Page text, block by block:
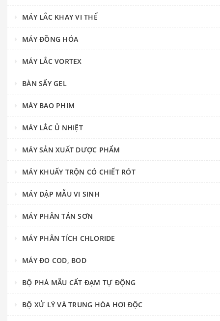
MÁY LẮC KHAY VI THỂ
MÁY ĐỒNG HÓA
MÁY LẮC VORTEX
BÀN SẤY GEL
MÁY BAO PHIM
MÁY LẮC Ủ NHIỆT
MÁY SẢN XUẤT DƯỢC PHẨM
MÁY KHUẤY TRỘN CÓ CHIẾT RÓT
MÁY DẬP MẪU VI SINH
MÁY PHÂN TÁN SƠN
MÁY PHÂN TÍCH CHLORIDE
MÁY ĐO COD, BOD
BỘ PHÁ MẪU CẤT ĐẠM TỰ ĐỘNG
BỘ XỬ LÝ VÀ TRUNG HÒA HƠI ĐỘC